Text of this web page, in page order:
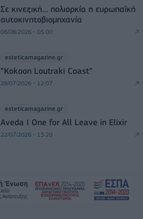
Σε κινεζική… πολιορκία η ευρωπαϊκή
αυτοκινητοβιομηχανία
06/08/2026 - 05:00
esteticamagazine.gr
“Kokoon Loutraki Coast”
28/07/2026 - 12:07
esteticamagazine.gr
Aveda I One for All Leave in Elixir
22/07/2026 - 13:20